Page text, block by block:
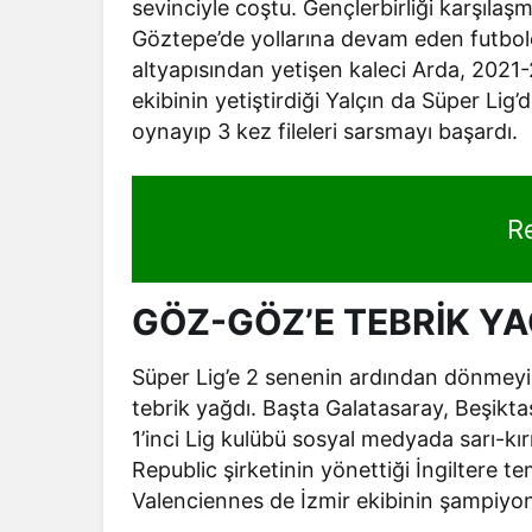
sevinciyle coştu. Gençlerbirliği
Göztepe’de yollarına devam eden
altyapısından yetişen kaleci Arda,
ekibinin yetiştirdiği Yalçın da Süper
oynayıp 3 kez fileleri sarsmayı başardı.
GÖZ-GÖZ’E TEBRİK
Süper Lig’e 2 senenin ardından
tebrik yağdı. Başta Galatasaray,
1’inci Lig kulübü sosyal medyada sarı-
Republic şirketinin yönettiği İngiltere
Valenciennes de İzmir ekibinin